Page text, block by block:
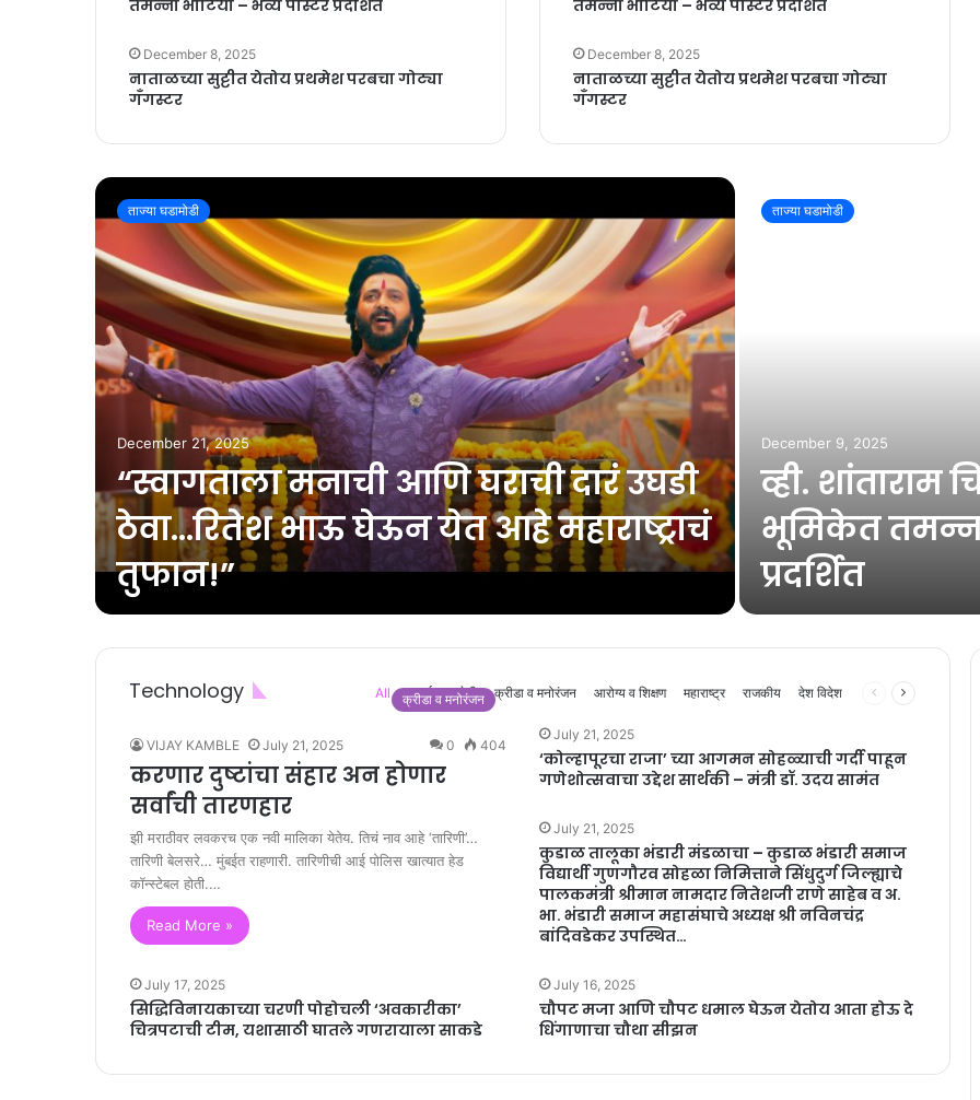
तमन्ना भाटिया – भव्य पोस्टर प्रदर्शित
December 8, 2025
नाताळच्या सुट्टीत येतोय प्रथमेश परबचा गोट्या
गँगस्टर
तमन्ना भाटिया – भव्य पोस्टर प्रदर्शित
December 8, 2025
नाताळच्या सुट्टीत येतोय प्रथमेश परबचा गोट्या
गँगस्टर
ताज्या घडामोडी
December 21, 2025
“स्वागताला मनाची आणि घराची दारं उघडी
ठेवा…रितेश भाऊ घेऊन येत आहे महाराष्ट्राचं
तुफान!”
ताज्या घडामोडी
December 9, 2025
व्ही. शांताराम
भूमिकेत
प्रदर्शित
Technology All क्राईम शेती क्रीडा व मनोरंजन आरोग्य व शिक्षण महाराष्ट्र राजकीय देश विदेश
Previous
Next
क्रीडा व मनोरंजन
VIJAY KAMBLE July 21, 2025 0 404
करणार दुष्टांचा संहार अन होणार
सर्वांची तारणहार
झी मराठीवर लवकरच एक नवी मालिका येतेय. तिचं नाव आहे ‘तारिणी’…
तारिणी बेलसरे… मुंबईत राहणारी. तारिणीची आई पोलिस खात्यात हेड
कॉन्स्टेबल होती.…
Read More »
July 21, 2025
‘कोल्हापूरचा राजा’ च्या आगमन सोहळ्याची गर्दी पाहून
गणेशोत्सवाचा उद्देश सार्थकी – मंत्री डॉ. उदय सामंत
July 21, 2025
कुडाळ तालूका भंडारी मंडळाचा – कुडाळ भंडारी समाज
विद्यार्थी गुणगौरव सोहळा निमित्ताने सिंधुदुर्ग जिल्ह्याचे
पालकमंत्री श्रीमान नामदार नितेशजी राणे साहेब व अ.
भा. भंडारी समाज महासंघाचे अध्यक्ष श्री नविनचंद्र
बांदिवडेकर उपस्थित…
July 17, 2025
सिद्धिविनायकाच्या चरणी पोहोचली ‘अवकारीका’
चित्रपटाची टीम, यशासाठी घातले गणरायाला साकडे
July 16, 2025
चौपट मजा आणि चौपट धमाल घेऊन येतोय आता होऊ दे
धिंगाणाचा चौथा सीझन